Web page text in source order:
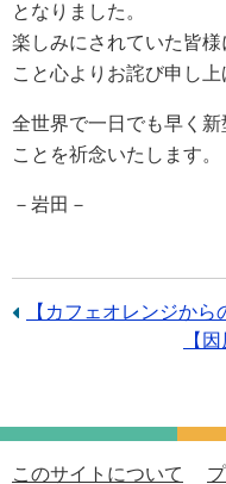
となりました。
楽しみにされていた皆
こと心よりお詫び申し上
全世界で一日でも早く
ことを祈念いたします。
－岩田－
前
【カフェオレンジから
次
事：
【
このサイトについて